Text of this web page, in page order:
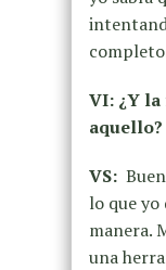
VI: ¿Y
aquello?
VS:
lo que yo
manera.
una